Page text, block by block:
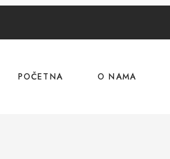
POČETNA O NAMA